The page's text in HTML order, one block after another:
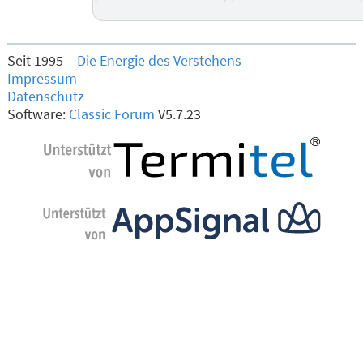
Seit 1995 – Die Energie des Verstehens
Impressum
Datenschutz
Software: Classic Forum V5.7.23